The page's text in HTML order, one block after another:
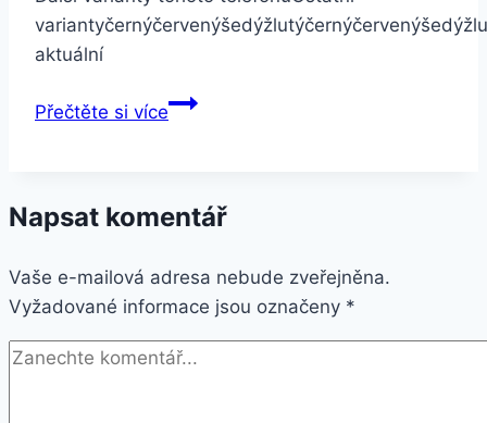
aktuální
Přečtěte si víceNokia
SIM
Napsat komentář
Vaše e-mailová adresa nebude zveřejněna.
Vyžadované informace jsou označeny *